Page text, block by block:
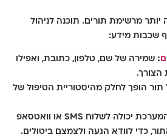
יותר מרשימת תורים. תוכנה לניהול
שכבות מידע:
: שמירה של שם, טלפון, כתובת, ואפילו
הצורך.
תור הופך לחלק מהיסטוריית הטיפול של
המערכת יכולה לשלוח SMS או וואטסאפ
כדי לוודא הגעה ולצמצם ביטולים.